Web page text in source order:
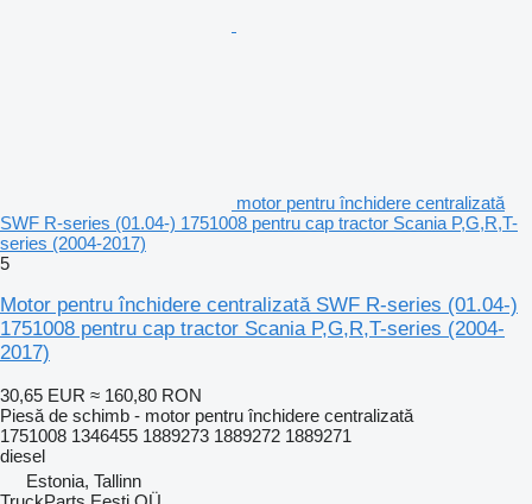
motor pentru închidere centralizată
SWF R-series (01.04-) 1751008 pentru cap tractor Scania P,G,R,T-
series (2004-2017)
5
Motor pentru închidere centralizată SWF R-series (01.04-)
1751008 pentru cap tractor Scania P,G,R,T-series (2004-
2017)
30,65 EUR ≈ 160,80 RON
Piesă de schimb - motor pentru închidere centralizată
1751008 1346455 1889273 1889272 1889271
diesel
Estonia, Tallinn